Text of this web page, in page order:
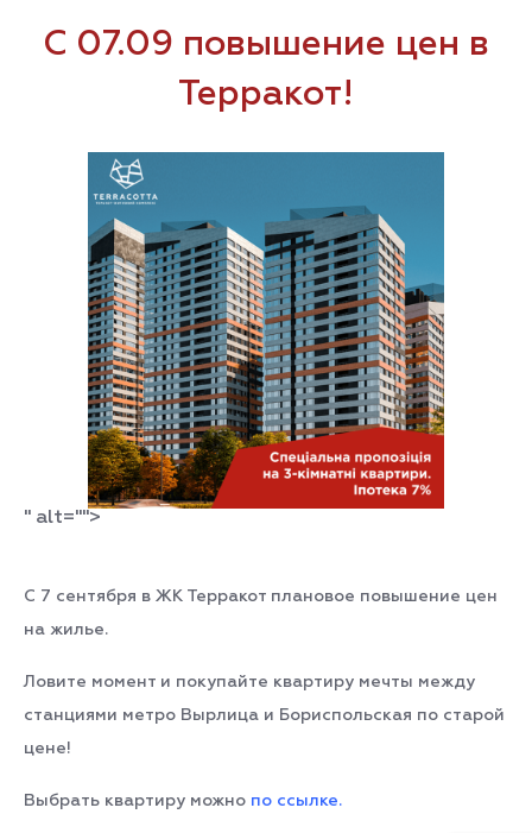
С 07.09 повышение цен в
Терракот!
" alt="">
С 7 сентября в ЖК Терракот плановое повышение цен
на жилье.
Ловите момент и покупайте квартиру мечты между
станциями метро Вырлица и Бориспольская по старой
цене!
Выбрать квартиру можно по ссылке.